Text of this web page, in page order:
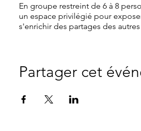
En groupe restreint de 6 à 8
un espace privilégié pour
s'enrichir des partages des
Partager cet